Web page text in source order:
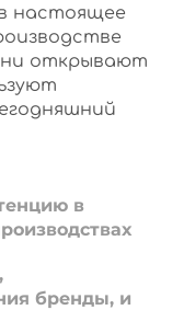
настоящее
открывают
в
бренды, и